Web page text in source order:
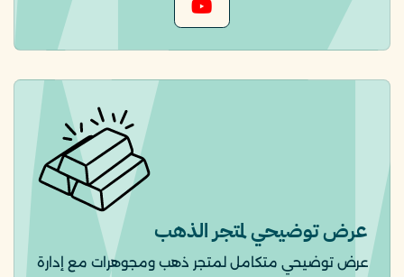
عرض توضيحي لمتجر الذهب
عرض توضيحي متكامل لمتجر ذهب ومجوهرات مع إدارة